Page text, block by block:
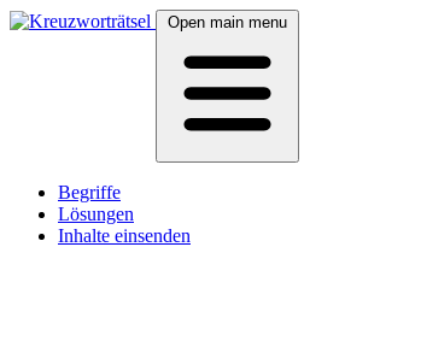
Open main menu
Begriffe
Lösungen
Inhalte einsenden